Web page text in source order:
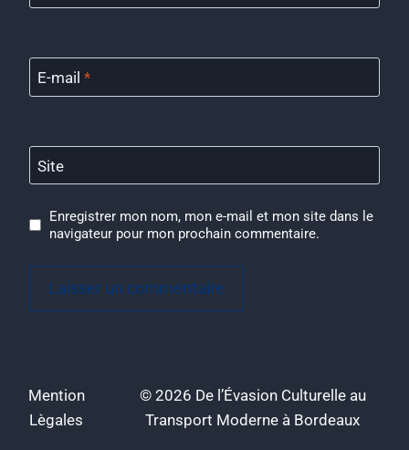
E-mail *
Site
Enregistrer mon nom, mon e-mail et mon site dans le
navigateur pour mon prochain commentaire.
Mention
Lègales
© 2026 De l’Évasion Culturelle au
Transport Moderne à Bordeaux